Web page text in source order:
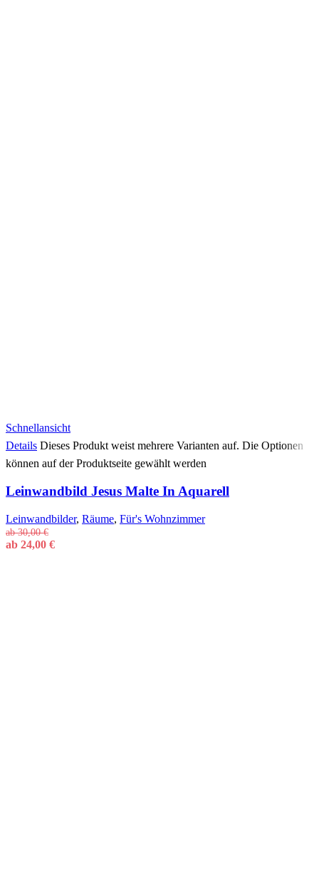
Schnellansicht
Details Dieses Produkt weist mehrere Varianten auf. Die Optionen
können auf der Produktseite gewählt werden
Leinwandbild Jesus Malte In Aquarell
Leinwandbilder, Räume, Für's Wohnzimmer
ab30,00€
ab 24,00 €